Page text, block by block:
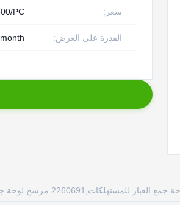
سعر: PC
القدرة على العرض:
للمستهلكات,2260691 مرشح لوحة جمع الغبار